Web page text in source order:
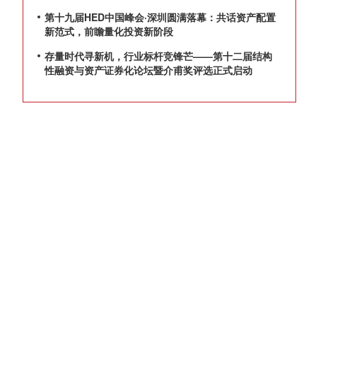
第十九届HED中国峰会·深圳圆满落幕：共话资产配置
新范式，前瞻量化投资新阶段
存量时代寻新机，行业标杆竞锋芒——第十二届结构
性融资与资产证券化论坛暨介甫奖评选正式启动